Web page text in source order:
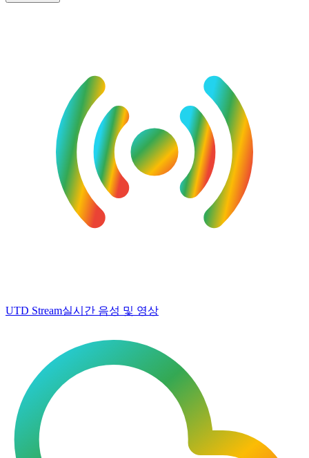
UTD Stream실시간 음성 및 영상